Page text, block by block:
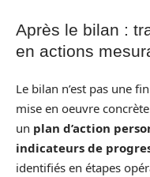
Après le bilan :
en actions
Le bilan n’est pas une
mise en oeuvre
un plan d’action
indicateurs de
identifiés en étapes